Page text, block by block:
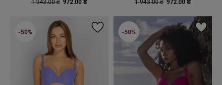
1 943.00 ₴ 972.00 ₴ 1 943.00 ₴ 972.00 ₴
-50% -50%